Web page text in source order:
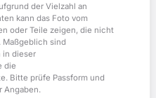
der Vielzahl an
kann das Foto vom
oder Teile zeigen, die nicht
Maßgeblich sind
in dieser
die
Bitte prüfe Passform und
Angaben.